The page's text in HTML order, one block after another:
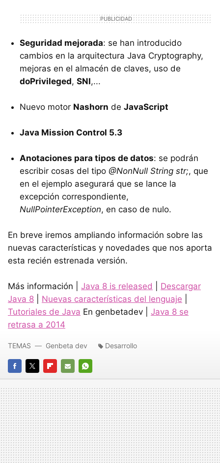
Seguridad mejorada: se han introducido
cambios en la arquitectura Java Cryptography,
mejoras en el almacén de claves, uso de
doPrivileged, SNI,...
Nuevo motor Nashorn de JavaScript
Java Mission Control 5.3
Anotaciones para tipos de datos: se podrán
escribir cosas del tipo @NonNull String str;, que
en el ejemplo asegurará que se lance la
excepción correspondiente,
NullPointerException, en caso de nulo.
En breve iremos ampliando información sobre las
nuevas características y novedades que nos aporta
esta recién estrenada versión.
Más información | Java 8 is released
Descargar
Java 8
Nuevas características del lenguaje
Tutoriales de Java En genbetadev | Java 8 se
retrasa a 2014
FACEBOOK
TWITTERFLIPBOARD
E-
MAIL
WHATSAPP
TEMAS Genbeta dev Desarrollo